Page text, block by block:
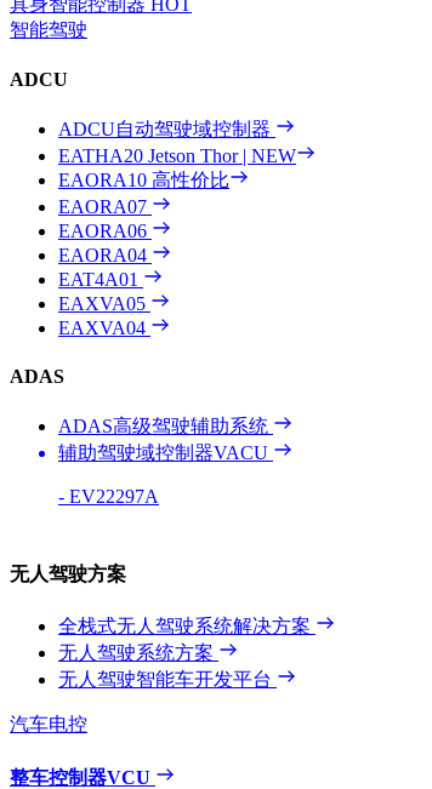
智能驾驶
ADCU
ADCU自动驾驶域控制器
EATHA20 Jetson Thor | NEW
EAORA10 高性价比
EAORA07
EAORA06
EAORA04
EAT4A01
EAXVA05
EAXVA04
ADAS
ADAS高级驾驶辅助系统
辅助驾驶域控制器VACU
- EV22297A
无人驾驶方案
全栈式无人驾驶系统解决方案
无人驾驶系统方案
无人驾驶智能车开发平台
汽车电控
整车控制器VCU